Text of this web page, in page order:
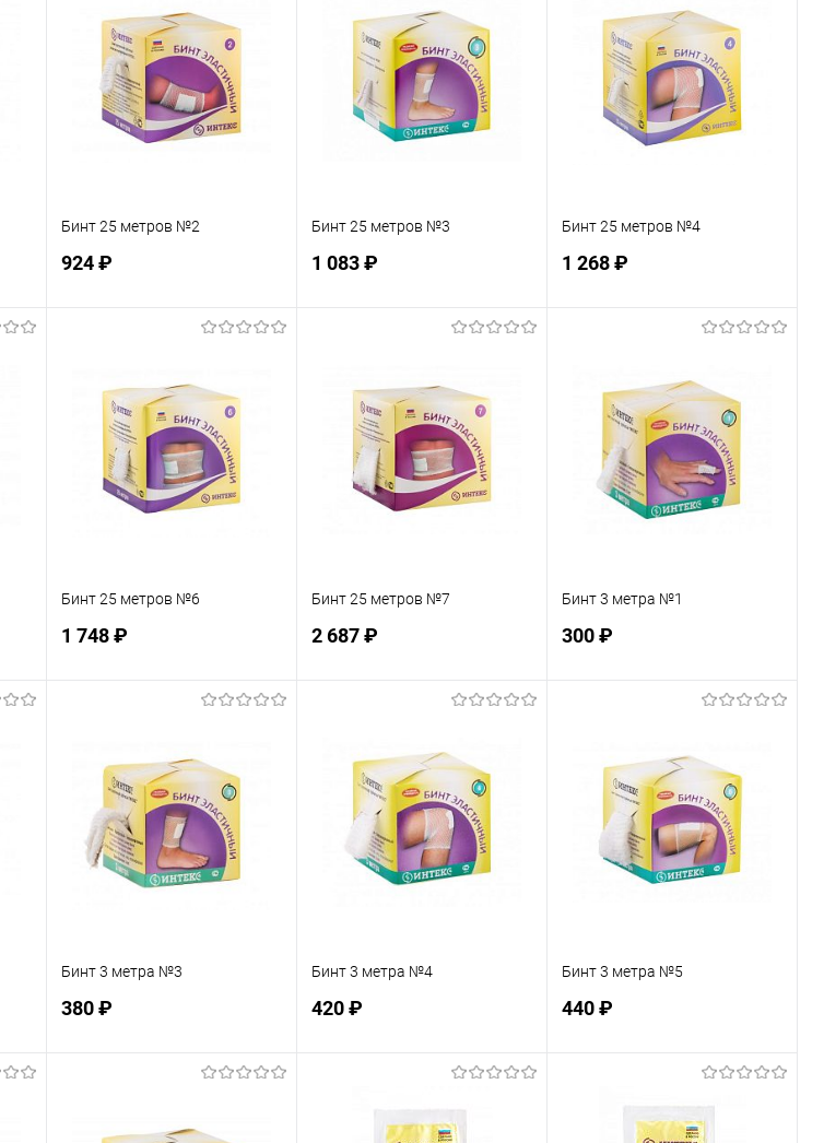
Бинт 25 метров №2
924 ₽
В избранное
Недоступно
Бинт 25 метров №3
1 083 ₽
В избранное
Недоступно
Бинт 25 метров №4
1 268 ₽
В избранное
Недоступно
Бинт 25 метров №6
1 748 ₽
В избранное
Недоступно
Бинт 25 метров №7
2 687 ₽
В избранное
Недоступно
Бинт 3 метра №1
300 ₽
В избранное
Недоступно
Бинт 3 метра №3
380 ₽
Бинт 3 метра №4
420 ₽
Бинт 3 метра №5
440 ₽